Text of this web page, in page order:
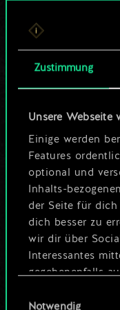
Zustimmung
Unsere Webseite
Einige werden
Features
optional und
Inhalts-
der Seite für dich
dich besser zu
wir dir über
Interessantes
gegebenenfalls
Cookies erfordert
Notwendig
Bis
ein
Wo
Deck